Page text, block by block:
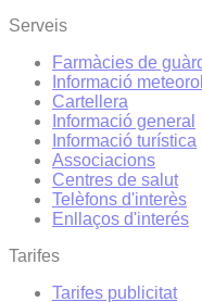
Serveis
Farmàcies de
Informació
Cartellera
Informació general
Informació turística
Associacions
Centres de salut
Telèfons d'interès
Enllaços d'interés
Tarifes
Tarifes publicitat